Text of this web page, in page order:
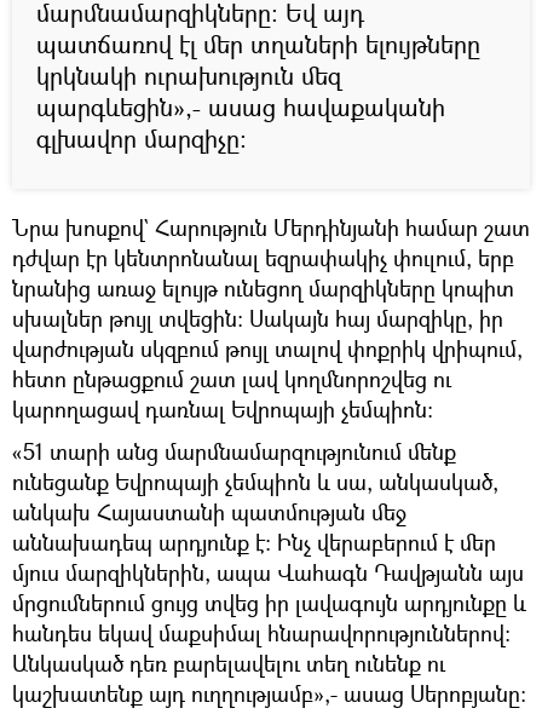
մարմնամարզիկները: Եվ այդ
պատճառով էլ մեր տղաների ելույթները
կրկնակի ուրախություն մեզ
պարգևեցին»,- ասաց հավաքականի
գլխավոր մարզիչը։
Նրա խոսքով` Հարություն Մերդինյանի համար շատ
դժվար էր կենտրոնանալ եզրափակիչ փուլում, երբ
նրանից առաջ ելույթ ունեցող մարզիկները կոպիտ
սխալներ թույլ տվեցին: Սակայն հայ մարզիկը, իր
վարժության սկզբում թույլ տալով փոքրիկ վրիպում,
հետո ընթացքում շատ լավ կողմնորոշվեց ու
կարողացավ դառնալ Եվրոպայի չեմպիոն:
«51 տարի անց մարմնամարզությունում մենք
ունեցանք Եվրոպայի չեմպիոն և սա, անկասկած,
անկախ Հայաստանի պատմության մեջ
աննախադեպ արդյունք է: Ինչ վերաբերում է մեր
մյուս մարզիկներին, ապա Վահագն Դավթյանն այս
մրցումներում ցույց տվեց իր լավագույն արդյունքը և
հանդես եկավ մաքսիմալ հնարավորություններով:
Անկասկած դեռ բարելավելու տեղ ունենք ու
կաշխատենք այդ ուղղությամբ»,- ասաց Սերոբյանը: